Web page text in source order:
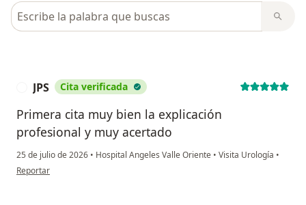
Busca en opiniones
JPS Cita verificada
Primera cita muy bien la explicación
profesional y muy acertado
25 de julio de 2026 • Hospital Angeles Valle Oriente • Visita Urología •
en opinión del usuario JPS
Reportar